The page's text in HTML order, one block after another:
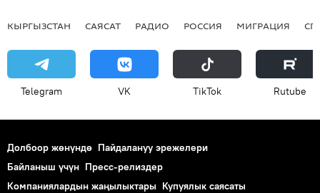
КЫРГЫЗСТАН САЯСАТ РАДИО РОССИЯ МИГРАЦИЯ
Telegram VK ТikТоk Rutube
Долбоор жөнүндө Пайдалануу эрежелери
Байланыш үчүн Пресс-релиздер
Компаниялардын жаңылыктары Купуялык саясаты